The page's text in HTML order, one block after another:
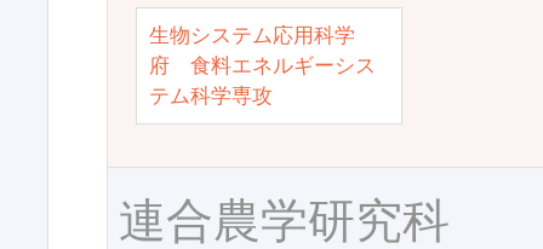
生物システム応用科学
府 食料エネルギーシス
テム科学専攻
連合農学研究科